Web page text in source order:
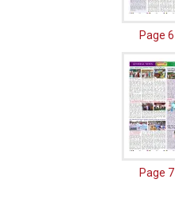
Page 6
Page 7